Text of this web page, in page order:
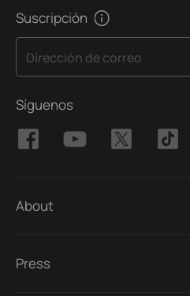
Suscripción
Dirección de correo
Síguenos
About
Press